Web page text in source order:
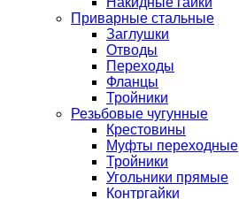
Приварные стальные
Заглушки
Отводы
Переходы
Фланцы
Тройники
Резьбовые чугунные
Крестовины
Муфты переходные
Тройники
Угольники прямые
Контргайки